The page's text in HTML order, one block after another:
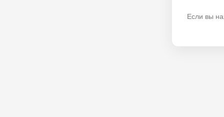
Если вы